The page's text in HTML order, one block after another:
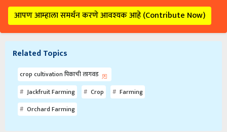
आपण आम्हाला समर्थन करणे आवश्यक आहे (Contribute Now)
Related Topics
crop cultivation पिकाची लागवड
Jackfruit Farming
Crop
Farming
Orchard Farming